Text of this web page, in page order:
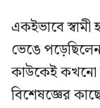
একইভাবে
ভেঙে
কাউকেই কখনো
বিশেষজ্ঞের